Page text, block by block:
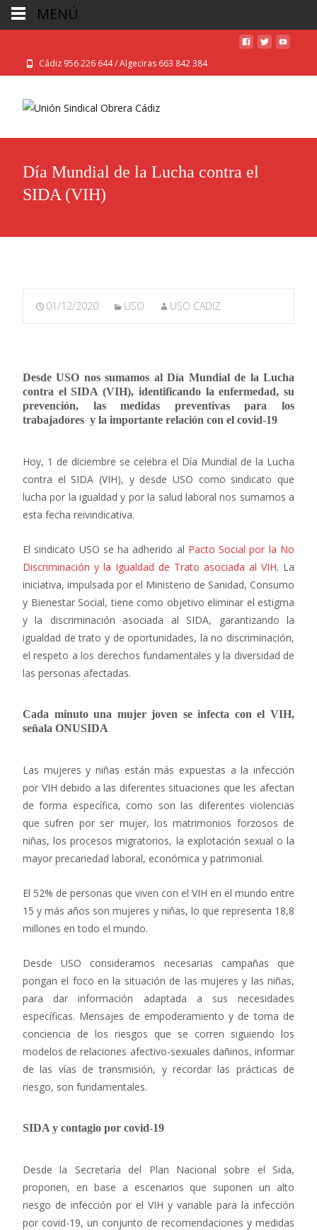
Cádiz 956 226 644 / Algeciras 663 842 384
Día Mundial de la Lucha contra el
SIDA (VIH)
01/12/2020 USO USO CADIZ
Desde USO nos sumamos al Día Mundial de la Lucha
contra el SIDA (VIH), identificando la enfermedad, su
prevención, las medidas preventivas para los
trabajadores y la importante relación con el covid-19
Hoy, 1 de diciembre se celebra el Día Mundial de la Lucha
contra el SIDA (VIH), y desde USO como sindicato que
lucha por la igualdad y por la salud laboral nos sumamos a
esta fecha reivindicativa.
El sindicato USO se ha adherido al Pacto Social por la No
Discriminación y la Igualdad de Trato asociada al VIH. La
iniciativa, impulsada por el Ministerio de Sanidad, Consumo
y Bienestar Social, tiene como objetivo eliminar el estigma
y la discriminación asociada al SIDA, garantizando la
igualdad de trato y de oportunidades, la no discriminación,
el respeto a los derechos fundamentales y la diversidad de
las personas afectadas.
Cada minuto una mujer joven se infecta con el VIH,
señala ONUSIDA
Las mujeres y niñas están más expuestas a la infección
por VIH debido a las diferentes situaciones que les afectan
de forma específica, como son las diferentes violencias
que sufren por ser mujer, los matrimonios forzosos de
niñas, los procesos migratorios, la explotación sexual o la
mayor precariedad laboral, económica y patrimonial.
El 52% de personas que viven con el VIH en el mundo entre
15 y más años son mujeres y niñas, lo que representa 18,8
millones en todo el mundo.
Desde USO consideramos necesarias campañas que
pongan el foco en la situación de las mujeres y las niñas,
para dar información adaptada a sus necesidades
específicas. Mensajes de empoderamiento y de toma de
conciencia de los riesgos que se corren siguiendo los
modelos de relaciones afectivo-sexuales dañinos, informar
de las vías de transmisión, y recordar las prácticas de
riesgo, son fundamentales.
SIDA y contagio por covid-19
Desde la Secretaría del Plan Nacional sobre el Sida,
proponen, en base a escenarios que suponen un alto
riesgo de infección por el VIH y variable para la infección
por covid-19, un conjunto de recomendaciones y medidas
MENÚ